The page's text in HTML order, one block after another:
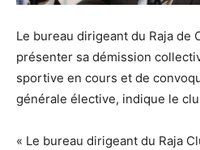
Le bureau dirigeant du Raja de
présenter sa démission
sportive en cours et de
générale élective, indique le
« Le bureau dirigeant du Raja